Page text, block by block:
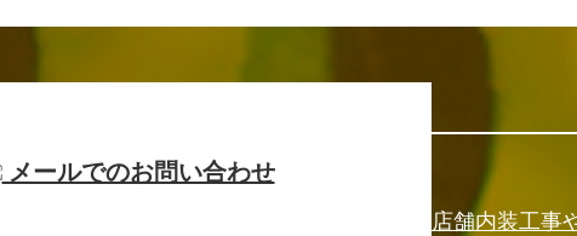
メールでのお問い合わせ
店舗内装工事